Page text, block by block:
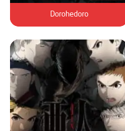
Dorohedoro